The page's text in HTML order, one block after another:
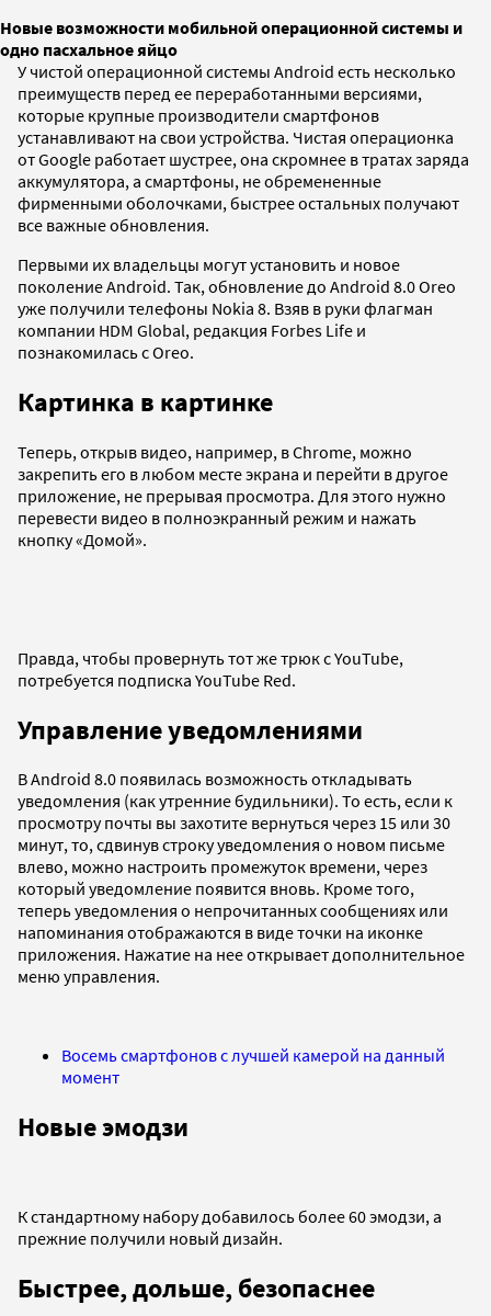
Новые возможности мобильной операционной системы и
одно пасхальное яйцо
У чистой операционной системы Android есть несколько
преимуществ перед ее переработанными версиями,
которые крупные производители смартфонов
устанавливают на свои устройства. Чистая операционка
от Google работает шустрее, она скромнее в тратах заряда
аккумулятора, а смартфоны, не обремененные
фирменными оболочками, быстрее остальных получают
все важные обновления.
Первыми их владельцы могут установить и новое
поколение Android. Так, обновление до Android 8.0 Oreo
уже получили телефоны Nokia 8. Взяв в руки флагман
компании HDM Global, редакция Forbes Life и
познакомилась с Oreo.
Картинка в картинке
Теперь, открыв видео, например, в Chrome, можно
закрепить его в любом месте экрана и перейти в другое
приложение, не прерывая просмотра. Для этого нужно
перевести видео в полноэкранный режим и нажать
кнопку «Домой».
Правда, чтобы провернуть тот же трюк с YouTube,
потребуется подписка YouTube Red.
Управление уведомлениями
В Android 8.0 появилась возможность откладывать
уведомления (как утренние будильники). То есть, если к
просмотру почты вы захотите вернуться через 15 или 30
минут, то, сдвинув строку уведомления о новом письме
влево, можно настроить промежуток времени, через
который уведомление появится вновь. Кроме того,
теперь уведомления о непрочитанных сообщениях или
напоминания отображаются в виде точки на иконке
приложения. Нажатие на нее открывает дополнительное
меню управления.
Восемь смартфонов с лучшей камерой на данный
момент
Новые эмодзи
К стандартному набору добавилось более 60 эмодзи, а
прежние получили новый дизайн.
Быстрее, дольше, безопаснее